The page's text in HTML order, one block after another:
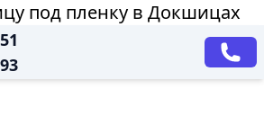
под пленку в Докшицах